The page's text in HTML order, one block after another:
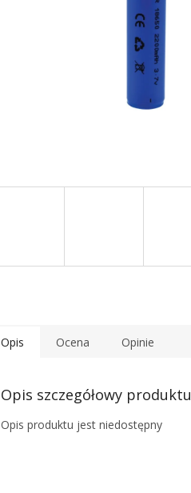
Opis Ocena Opinie
Opis szczegółowy produktu
Opis produktu jest niedostępny